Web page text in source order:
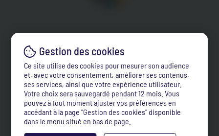
Ce site utilise des cookies pour mesurer son audience
et, avec votre consentement, améliorer ses contenus,
ses services, ainsi que votre expérience utilisateur.
Votre choix sera sauvegardé pendant 12 mois. Vous
pouvez à tout moment ajuster vos préférences en
accédant à la page "Gestion des cookies" disponible
dans le menu situé en bas de page.